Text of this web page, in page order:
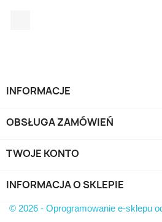
INFORMACJE
OBSŁUGA ZAMÓWIEŃ
TWOJE KONTO
INFORMACJA O SKLEPIE
© 2026 - Oprogramowanie e-sklepu